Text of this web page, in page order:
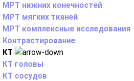
МРТ нижних конечностей
МРТ мягких тканей
МРТ комплексные исследования
Контрастирование
КТ
КТ головы
КТ сосудов